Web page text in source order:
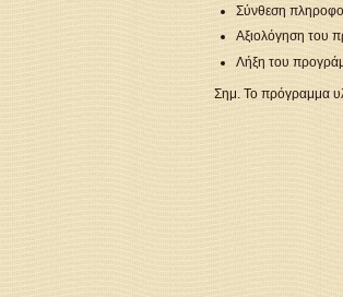
Σύνθεση
Αξιολόγηση του
Λήξη του
Σημ. Το πρόγραμμα